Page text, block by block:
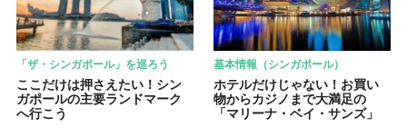
「ザ・シンガポール」を巡ろう
ここだけは押さえたい！シン
ガポールの主要ランドマーク
へ行こう
基本情報（シンガポール）
ホテルだけじゃない！お買い
物からカジノまで大満足の
「マリーナ・ベイ・サンズ」